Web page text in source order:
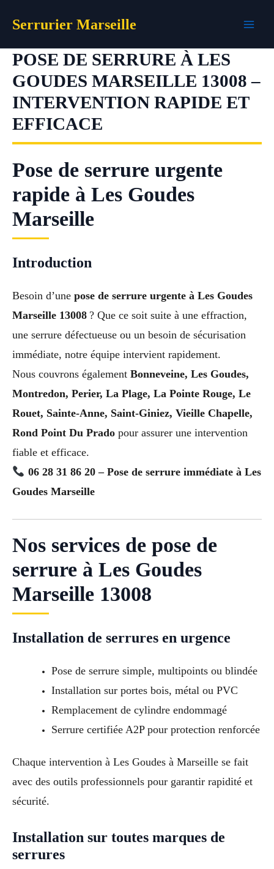
Serrurier Marseille
POSE DE SERRURE À LES
GOUDES MARSEILLE 13008 –
INTERVENTION RAPIDE ET
EFFICACE
Pose de serrure urgente
rapide à Les Goudes
Marseille
Introduction
Besoin d’une pose de serrure urgente à Les Goudes
Marseille 13008 ? Que ce soit suite à une effraction,
une serrure défectueuse ou un besoin de sécurisation
immédiate, notre équipe intervient rapidement.
Nous couvrons également Bonneveine, Les Goudes,
Montredon, Perier, La Plage, La Pointe Rouge, Le
Rouet, Sainte-Anne, Saint-Giniez, Vieille Chapelle,
Rond Point Du Prado pour assurer une intervention
fiable et efficace.
06 28 31 86 20 – Pose de serrure immédiate à Les
Goudes Marseille
Nos services de pose de
serrure à Les Goudes
Marseille 13008
Installation de serrures en urgence
Pose de serrure simple, multipoints ou blindée
Installation sur portes bois, métal ou PVC
Remplacement de cylindre endommagé
Serrure certifiée A2P pour protection renforcée
Chaque intervention à Les Goudes à Marseille se fait
avec des outils professionnels pour garantir rapidité et
sécurité.
Installation sur toutes marques de
serrures